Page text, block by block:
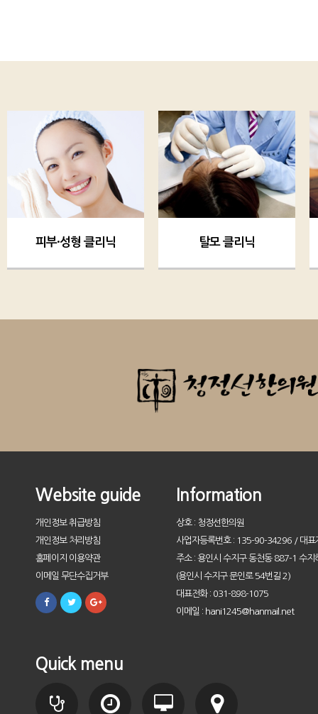
피부·성형 클리닉 탈모 클리닉
Website guide
개인정보 취급방침
개인정보 처리방침
홈페이지 이용약관
이메일 무단수집거부
Information
상호 : 청정선한의원
사업자등록번호 : 135-90-34296 / 대표
주소 : 용인시 수지구 동천동 887-1 수지
(용인시 수지구 문인로 54번길 2)
대표전화 : 031-898-1075
이메일 : hani1245@hanmail.net
Quick menu